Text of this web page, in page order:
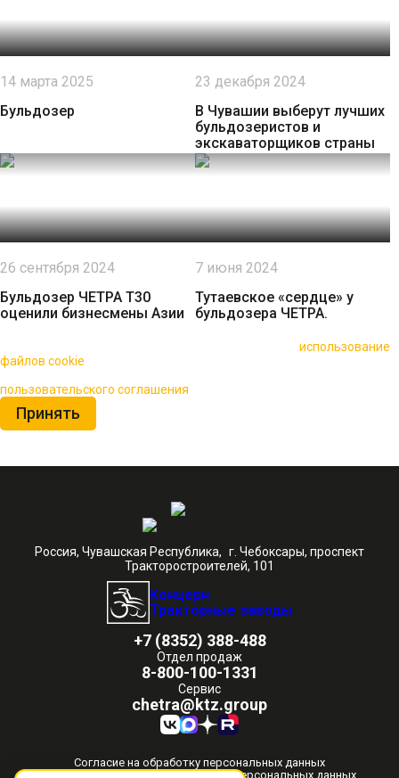
14 марта 2025
Бульдозер
23 декабря 2024
В Чувашии выберут лучших
бульдозеристов и
экскаваторщиков страны
26 сентября 2024
Бульдозер ЧЕТРА Т30
оценили бизнесмены Азии
7 июня 2024
Тутаевское «сердце» у
бульдозера ЧЕТРА.
использование
файлов cookie
пользовательского соглашения
Принять
Россия, Чувашская Республика, г. Чебоксары, проспект
Тракторостроителей, 101
Концерн
Тракторные заводы
+7 (8352) 388-488
Отдел продаж
8-800-100-1331
Сервис
chetra@ktz.group
Согласие на обработку персональных данных
Политика в отношении обработки персональных данных